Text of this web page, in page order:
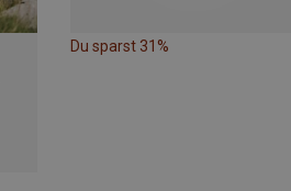
Du sparst 31%